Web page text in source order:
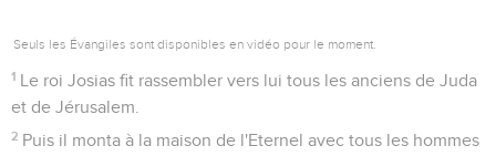
Seuls les Évangiles sont disponibles en vidéo pour le moment.
1 Le roi Josias fit rassembler vers lui tous les anciens de Juda
et de Jérusalem.
2 Puis il monta à la maison de l'Eternel avec tous les hommes